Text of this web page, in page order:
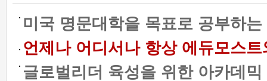
미국 명문대학을 목표로 공부하
언제나 어디서나 항상 에듀모스
글로벌리더 육성을 위한 아카데